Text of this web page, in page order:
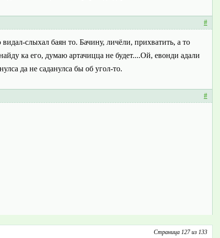
#
слыхал баян то. Бачину, личёли, прихватить, а то
ка его, думаю артачицца не будет....Ой, евонди адали
да не саданулса бы об угол-то.
#
Страница 127 из 133